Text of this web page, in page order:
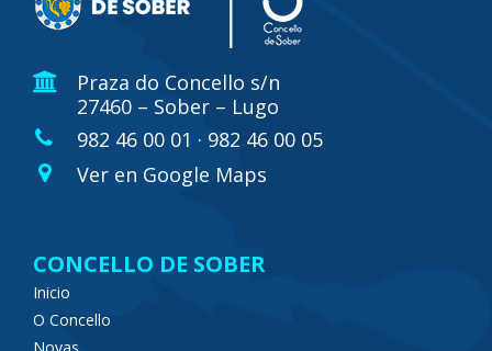
Praza do Concello s/n
27460 – Sober – Lugo
982 46 00 01 · 982 46 00 05
Ver en Google Maps
CONCELLO DE SOBER
Inicio
O Concello